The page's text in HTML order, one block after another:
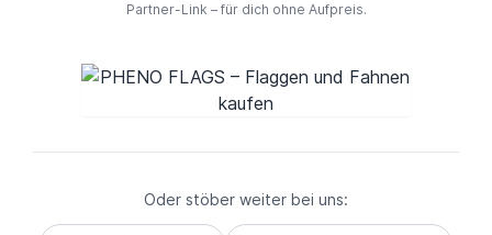
Partner-Link – für dich ohne Aufpreis.
Oder stöber weiter bei uns: